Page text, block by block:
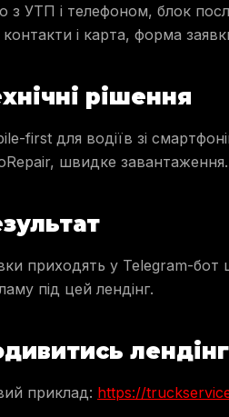
з УТП і телефоном, блок
контакти і карта, форма
рішення
first для водіїв зі
швидке завантаження.
приходять у Telegram-бот
під цей лендінг.
лендінг
приклад: https://